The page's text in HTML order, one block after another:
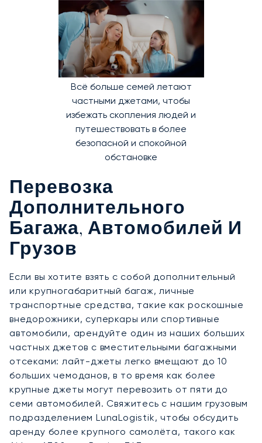
Всё больше семей летают
частными джетами, чтобы
избежать скопления людей и
путешествовать в более
безопасной и спокойной
обстановке
Перевозка
Дополнительного
Багажа, Автомобилей И
Грузов
Если вы хотите взять с собой дополнительный
или крупногабаритный багаж, личные
транспортные средства, такие как роскошные
внедорожники, суперкары или спортивные
автомобили, арендуйте один из наших больших
частных джетов с вместительными багажными
отсеками: лайт-джеты легко вмещают до 10
больших чемоданов, в то время как более
крупные джеты могут перевозить от пяти до
семи автомобилей. Свяжитесь с нашим грузовым
подразделением LunaLogistik, чтобы обсудить
аренду более крупного самолёта, такого как